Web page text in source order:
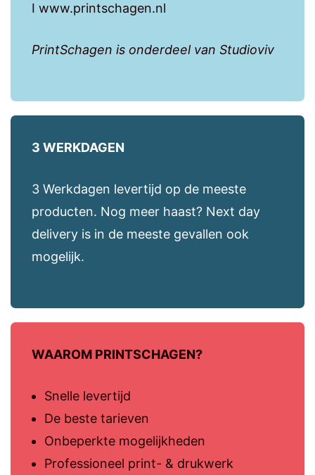
I www.printschagen.nl
PrintSchagen is onderdeel van Studioviv
3 WERKDAGEN
3 Werkdagen levertijd op de meeste
producten. Nog meer haast? Next day
delivery is in de meeste gevallen ook
mogelijk.
WAAROM PRINTSCHAGEN?
Snelle levertijd
De beste tarieven
Onbeperkte mogelijkheden
Professioneel print- & drukwerk